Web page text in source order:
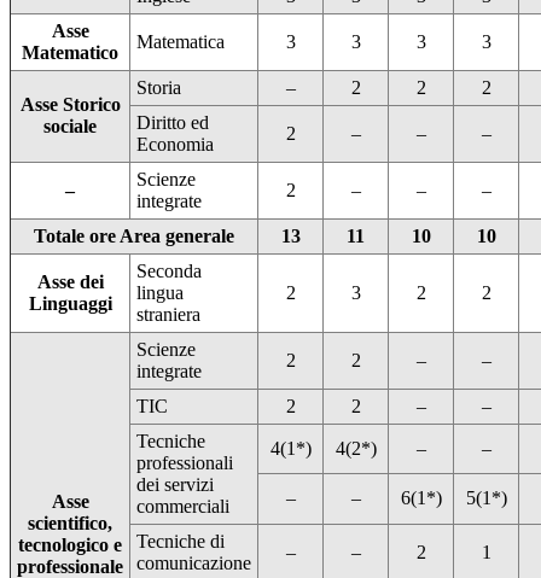
Asse
Matematico
Matematica 3 3 3 3
Asse Storico
sociale
Storia – 2 2
2
Diritto ed
Economia
2 – – –
–
Scienze
integrate
2 – – –
Totale ore Area generale 13 11 10 10
Asse dei
Linguaggi
Seconda
lingua
straniera
2 3 2 2
Asse
scientifico,
tecnologico e
professionale
Scienze
integrate
2 2 – –
TIC 2 2 –
–
Tecniche
professionali
dei servizi
commerciali
4(1*) 4(2*) – –
– – 6(1*) 5(1*)
Tecniche di
comunicazione
– – 2 1